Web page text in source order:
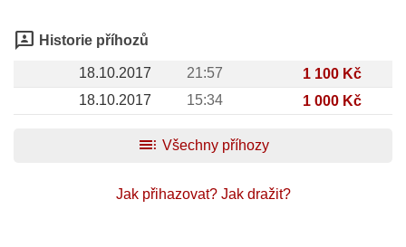
3p Historie příhozů
18.10.2017 21:57
1 100 Kč
18.10.2017
15:34 1 000 Kč
toc Všechny příhozy
Jak přihazovat? Jak dražit?